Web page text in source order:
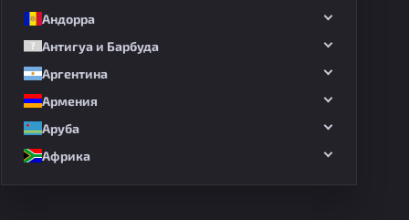
Андорра
Антигуа и Барбуда
Аргентина
Армения
Аруба
Африка